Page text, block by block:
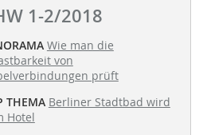
1-2/2018
Wie man die
von
prüft
THEMA Berliner Stadtbad wird
Hotel